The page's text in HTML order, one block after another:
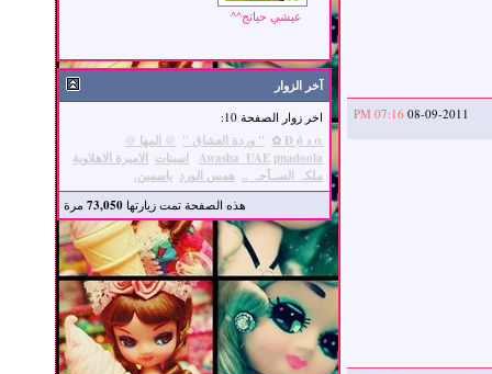
08-09-2011
07:16 PM
عيشي حياتج^^
آخر الزوار
اخر زوار الصفحة 10:
Đ ǿ з α ✿ " وردة العشاق " @ المها @
Awasha_UAE pnadoola اسينات الاميرة الاهلاوية
ملكہ الســآحہ .. همس الورد ياسمين.
هذه الصفحة تمت زيارتها 73,050 مرة